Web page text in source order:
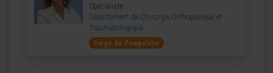
Spécialiste
Département de Chirurgie Orthopédique et
Traumatologique
Siège de Pampelune